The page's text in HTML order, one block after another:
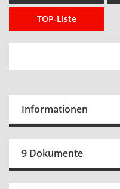
TOP-Liste
Informationen
9 Dokumente